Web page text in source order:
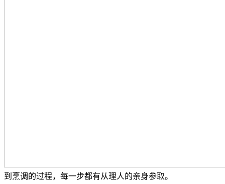
到烹调的过程，每一步都有从理人的亲身参取。